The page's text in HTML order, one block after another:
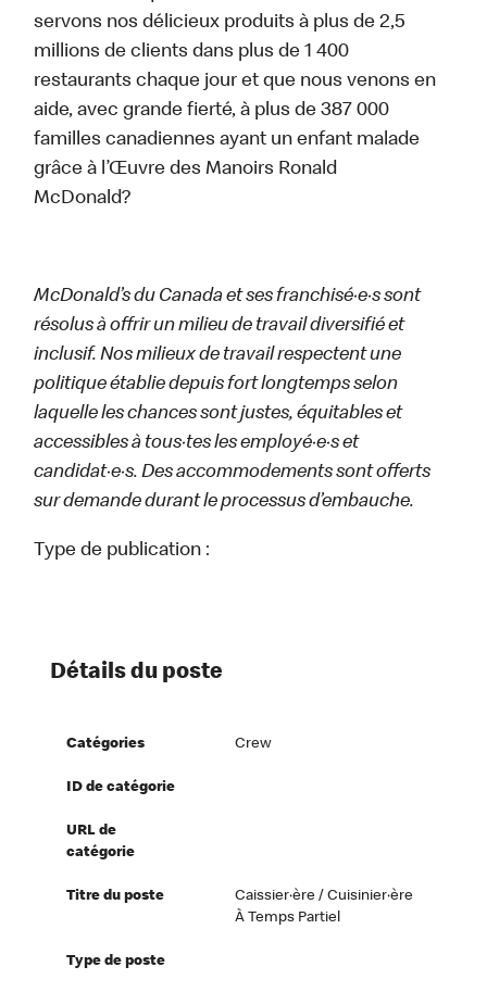
servons nos délicieux produits à plus de 2,5
millions de clients dans plus de 1 400
restaurants chaque jour et que nous venons en
aide, avec grande fierté, à plus de 387 000
familles canadiennes ayant un enfant malade
grâce à l’Œuvre des Manoirs Ronald
McDonald?
McDonald’s du Canada et ses franchisé·e·s sont
résolus à offrir un milieu de travail diversifié et
inclusif. Nos milieux de travail respectent une
politique établie depuis fort longtemps selon
laquelle les chances sont justes, équitables et
accessibles à tous·tes les employé·e·s et
candidat·e·s. Des accommodements sont offerts
sur demande durant le processus d’embauche.
Type de publication :
Détails du poste
Catégories Crew
ID de catégorie
URL de
catégorie
Titre du poste
Caissier·ère / Cuisinier·ère
À Temps Partiel
Type de poste